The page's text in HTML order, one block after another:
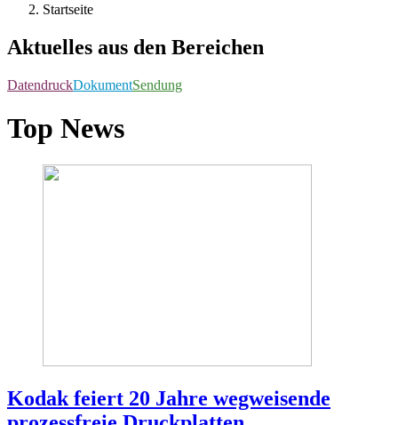
Startseite
Aktuelles aus den Bereichen
DatendruckDokumentSendung
Top News
Kodak feiert 20 Jahre wegweisende